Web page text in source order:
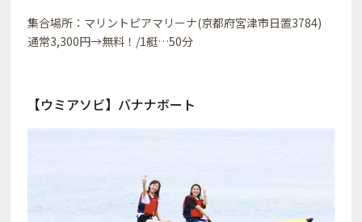
集合場所：マリントピアマリーナ(京都府宮津市日置3784)
通常3,300円→無料！/1艇…50分
【ウミアソビ】バナナボート